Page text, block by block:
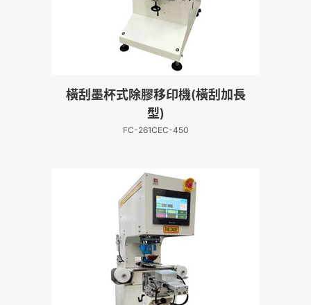
橫刮墨杯式除膠移印機(橫刮加長
型)
FC-261CEC-450